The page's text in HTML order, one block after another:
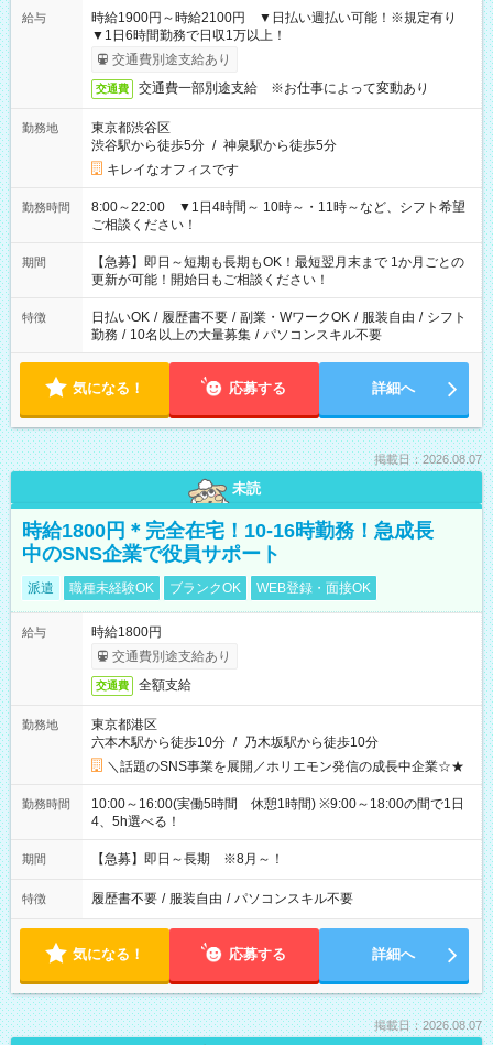
給与
時給1900円～時給2100円 ▼日払い週払い可能！※規定有り
▼1日6時間勤務で日収1万以上！
交通費別途支給あり
交通費 交通費一部別途支給 ※お仕事によって変動あり
勤務地
東京都渋谷区
渋谷駅から徒歩5分 / 神泉駅から徒歩5分
キレイなオフィスです
勤務時間
8:00～22:00 ▼1日4時間～ 10時～・11時～など、シフト希望
ご相談ください！
期間
【急募】即日～短期も長期もOK！最短翌月末まで 1か月ごとの
更新が可能！開始日もご相談ください！
特徴 日払いOK / 履歴書不要 / 副業・WワークOK / 服装自由 / シフト
勤務 / 10名以上の大量募集 / パソコンスキル不要
気になる！ 応募する 詳細へ
掲載日：2026.08.07
未読
時給1800円＊完全在宅！10-16時勤務！急成長
中のSNS企業で役員サポート
派遣 職種未経験OK ブランクOK WEB登録・面接OK
給与
時給1800円
交通費別途支給あり
交通費 全額支給
勤務地
東京都港区
六本木駅から徒歩10分 / 乃木坂駅から徒歩10分
＼話題のSNS事業を展開／ホリエモン発信の成長中企業☆★
勤務時間
10:00～16:00(実働5時間 休憩1時間) ※9:00～18:00の間で1日
4、5h選べる！
期間 【急募】即日～長期 ※8月～！
特徴 履歴書不要 / 服装自由 / パソコンスキル不要
気になる！ 応募する 詳細へ
掲載日：2026.08.07